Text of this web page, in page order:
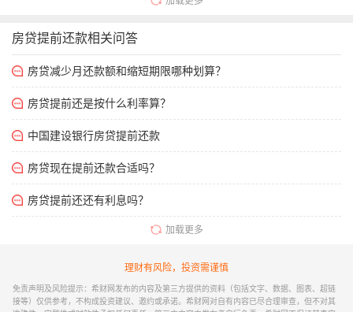
房贷提前还款相关问答
房贷减少月还款额和缩短期限哪种划算？
房贷提前还是按什么利率算？
中国建设银行房贷提前还款
房贷现在提前还款合适吗？
房贷提前还还有利息吗？
加载更多
理财有风险，投资需谨慎
免责声明及风险提示：希财网发布的内容及第三方提供的资料（包括文字、数据、图表、超链
接等）仅供参考，不构成投资建议、邀约或承诺。希财网对自有内容已尽合理审查，但不对其